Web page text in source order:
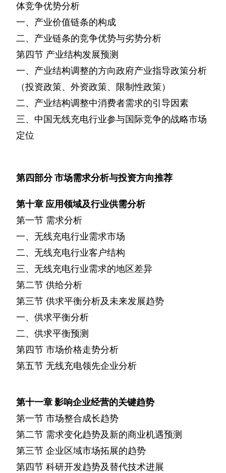
体竞争优势分析
一、产业价值链条的构成
二、产业链条的竞争优势与劣势分析
第四节 产业结构发展预测
一、产业结构调整的方向政府产业指导政策分析
（投资政策、外资政策、限制性政策）
二、产业结构调整中消费者需求的引导因素
三、中国无线充电行业参与国际竞争的战略市场
定位
第四部分市场需求分析与投资方向推荐
第十章 应用领域及行业供需分析
第一节 需求分析
一、无线充电行业需求市场
二、无线充电行业客户结构
三、无线充电行业需求的地区差异
第二节 供给分析
第三节 供求平衡分析及未来发展趋势
一、供求平衡分析
二、供求平衡预测
第四节 市场价格走势分析
第五节 无线充电领先企业分析
第十一章影响企业经营的关键趋势
第一节 市场整合成长趋势
第二节 需求变化趋势及新的商业机遇预测
第三节 企业区域市场拓展的趋势
第四节 科研开发趋势及替代技术进展